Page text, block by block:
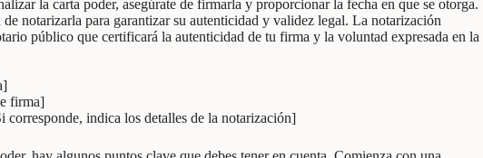
la carta poder, asegúrate de firmarla y proporcionar la fecha en que se otorga.
notarizarla para garantizar su autenticidad y validez legal. La notarización
público que certificará la autenticidad de tu firma y la voluntad expresada en la
firma]
corresponde, indica los detalles de la notarización]